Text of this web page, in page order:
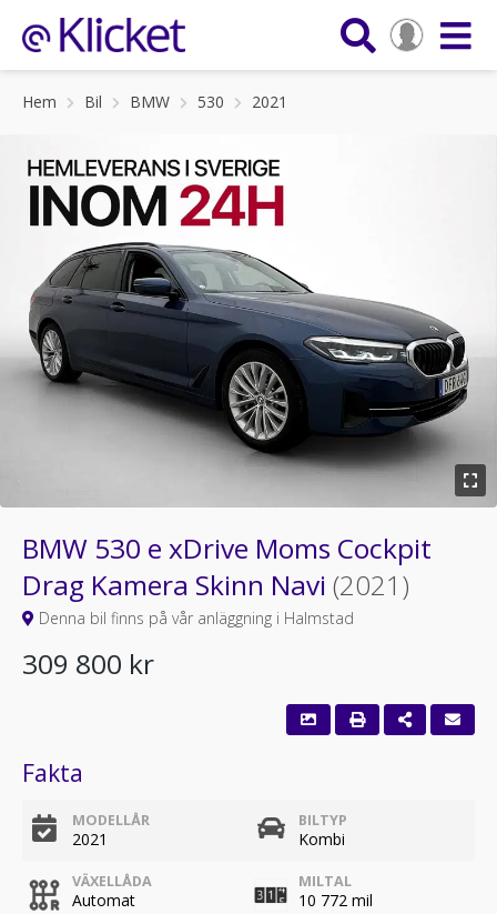
Hem Bil BMW 530 2021
BMW 530 e xDrive Moms Cockpit
Drag Kamera Skinn Navi (2021)
Denna bil finns på vår anläggning i Halmstad
309 800 kr
Fakta
MODELLÅR
2021
BILTYP
Kombi
VÄXELLÅDA
Automat
MILTAL
10 772 mil